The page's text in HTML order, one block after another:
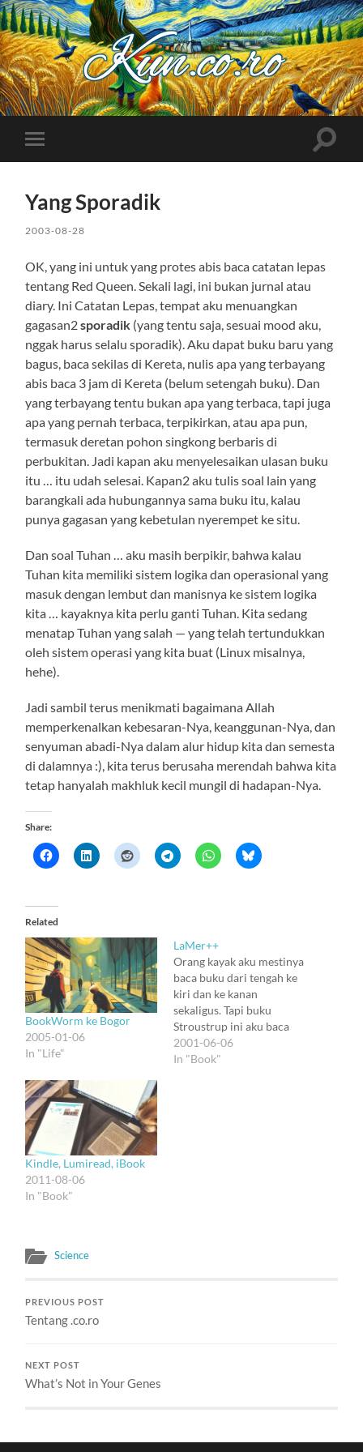
Kuncoro++
Toggle
mobile
Toggle
Yang Sporadik
2003-08-28
OK, yang ini untuk yang protes abis baca catatan lepas
tentang Red Queen. Sekali lagi, ini bukan jurnal atau
diary. Ini Catatan Lepas, tempat aku menuangkan
gagasan2sporadik (yang tentu saja, sesuai mood aku,
nggak harus selalu sporadik). Aku dapat buku baru yang
bagus, baca sekilas di Kereta, nulis apa yang terbayang
abis baca 3 jam di Kereta (belum setengah buku). Dan
yang terbayang tentu bukan apa yang terbaca, tapi juga
apa yang pernah terbaca, terpikirkan, atau apa pun,
termasuk deretan pohon singkong berbaris di
perbukitan. Jadi kapan aku menyelesaikan ulasan buku
itu … itu udah selesai. Kapan2 aku tulis soal lain yang
barangkali ada hubungannya sama buku itu, kalau
punya gagasan yang kebetulan nyerempet ke situ.
Dan soal Tuhan … aku masih berpikir, bahwa kalau
Tuhan kita memiliki sistem logika dan operasional yang
masuk dengan lembut dan manisnya ke sistem logika
kita … kayaknya kita perlu ganti Tuhan. Kita sedang
menatap Tuhan yang salah — yang telah tertundukkan
oleh sistem operasi yang kita buat (Linux misalnya,
hehe).
Jadi sambil terus menikmati bagaimana Allah
memperkenalkan kebesaran-Nya, keanggunan-Nya, dan
senyuman abadi-Nya dalam alur hidup kita dan semesta
di dalamnya :), kita terus berusaha merendah bahwa kita
tetap hanyalah makhluk kecil mungil di hadapan-Nya.
Share:
Related
BookWorm ke Bogor
2005-01-06
In "Life"
LaMer++
Orang kayak aku mestinya
baca buku dari tengah ke
kiri dan ke kanan
sekaligus. Tapi buku
Stroustrup ini aku baca
dari depan, dari preface
ke introduction, ke
2001-06-06
In "Book"
Kindle, Lumiread, iBook
2011-08-06
In "Book"
Science
PREVIOUS POST
Tentang .co.ro
NEXT POST
What’s Not in Your Genes